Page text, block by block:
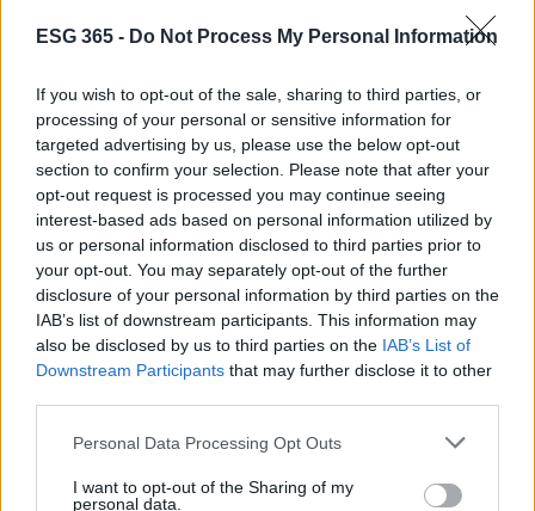
ESG 365 - Do Not Process My Personal Information
If you wish to opt-out of the sale, sharing to third parties, or
processing of your personal or sensitive information for
targeted advertising by us, please use the below opt-out
section to confirm your selection. Please note that after your
opt-out request is processed you may continue seeing
interest-based ads based on personal information utilized by
us or personal information disclosed to third parties prior to
your opt-out. You may separately opt-out of the further
disclosure of your personal information by third parties on the
IAB’s list of downstream participants. This information may
also be disclosed by us to third parties on the IAB’s List of
Downstream Participants that may further disclose it to other
Please note that this website/app uses one or more Google
not limited to your visit or usage behaviour. You may click to
Personal Data Processing Opt Outs
I want to opt-out of the Sharing of my
personal data.
Messaggi comportamentali brevi, coerenti e
Report post-evento con pochi KPI significativi e
confrontabili.
Comunità locali: ascolto, benefici e
tutela del contesto
Il rapporto con lacomunitàè decisivo. Mappare
residenti, attività locali e amministrazioni consente
di impostare unpiano di coinvolgimentocon
informazioni preventive, canali di ascolto e misure
di mitigazione (rumore, traffico, rifiuti). L’evento può
generare valore ospitando mercati del territorio,
volontariato o educazione sportiva. Un piano di